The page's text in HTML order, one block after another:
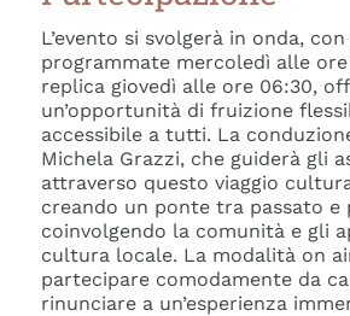
L’evento si svolgerà in onda,
programmate mercoledì alle
replica giovedì alle ore 06:30,
un’opportunità di fruizione
accessibile a tutti. La
Michela Grazzi, che guiderà gli
attraverso questo viaggio
creando un ponte tra passato e
coinvolgendo la comunità e gli
cultura locale. La modalità on
partecipare comodamente da
rinunciare a un’esperienza